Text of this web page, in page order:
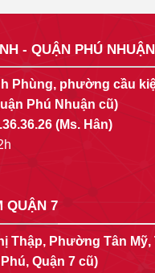
- QUẬN PHÚ NHUẬN
Phùng, phường cầu
Phú Nhuận cũ)
(Ms. Hân)
QUẬN 7
Thập, Phường Tân Mỹ,
Quận 7 cũ)